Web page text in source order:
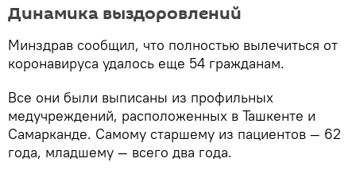
Динамика выздоровлений
Минздрав сообщил, что полностью вылечиться от
коронавируса удалось еще 54 гражданам.
Все они были выписаны из профильных
медучреждений, расположенных в Ташкенте и
Самарканде. Самому старшему из пациентов — 62
года, младшему — всего два года.